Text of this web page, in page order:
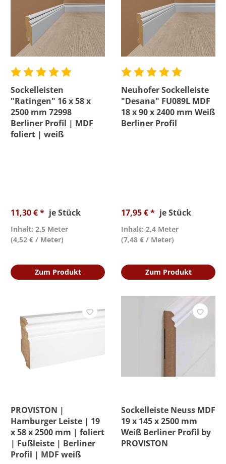
Sockelleisten
"Ratingen" 16 x 58 x
2500 mm 72998
Berliner Profil | MDF
foliert | weiß
11,30 € * je Stück
Inhalt: 2,5 Meter
(4,52 € / Meter)
Zum Produkt
Neuhofer Sockelleiste
"Desana" FU089L MDF
18 x 90 x 2400 mm Weiß
Berliner Profil
17,95 € * je Stück
Inhalt: 2,4 Meter
(7,48 € / Meter)
Zum Produkt
PROVISTON |
Hamburger Leiste | 19
x 58 x 2500 mm | foliert
| Fußleiste | Berliner
Profil | MDF weiß
Sockelleiste Neuss MDF
19 x 145 x 2500 mm
Weiß Berliner Profil by
PROVISTON